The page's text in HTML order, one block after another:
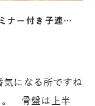
ナー付き子連…
になる所ですね
。 骨盤は上半